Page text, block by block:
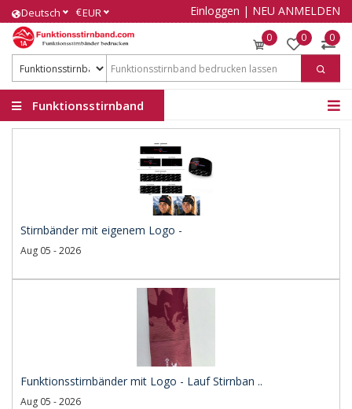
Deutsch €EUR Einloggen | NEU ANMELDEN
0 0 0
Funktionsstirnband
Stirnbänder mit eigenem Logo -
Aug 05 - 2026
Funktionsstirnbänder mit Logo - Lauf Stirnban ..
Aug 05 - 2026